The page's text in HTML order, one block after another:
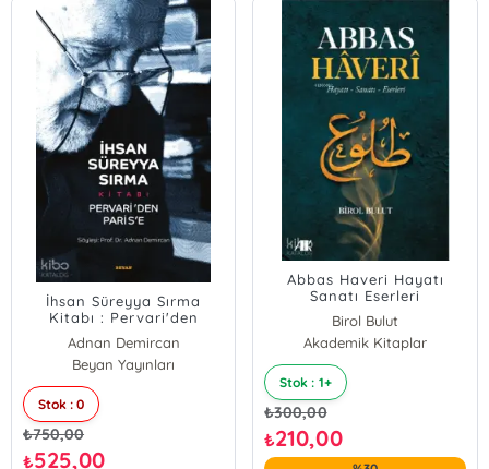
İhsan Süreyya Sırma
Kitabı : Pervari'den
Parise (Karton Kapak)
Adnan Demircan
Beyan Yayınları
Stok : 0
₺750,00
₺525,00
Abbas Haveri Hayatı
Sanatı Eserleri
Birol Bulut
Akademik Kitaplar
Stok : 1+
₺300,00
₺210,00